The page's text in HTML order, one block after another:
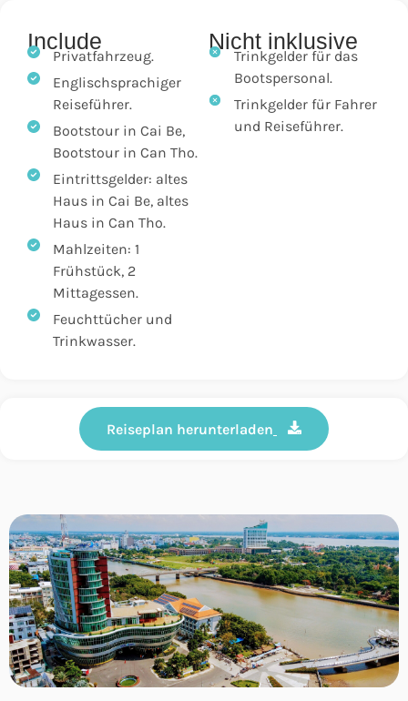
Include
Privatfahrzeug.
Englischsprachiger
Reiseführer.
Bootstour in Cai Be,
Bootstour in Can Tho.
Eintrittsgelder: altes
Haus in Cai Be, altes
Haus in Can Tho.
Mahlzeiten: 1
Frühstück, 2
Mittagessen.
Feuchttücher und
Trinkwasser.
Nicht inklusive
Trinkgelder für das
Bootspersonal.
Trinkgelder für Fahrer
und Reiseführer.
Reiseplan herunterladen